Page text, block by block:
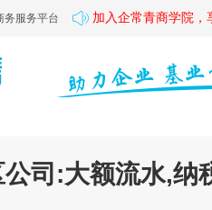
务服务平台 加入企常青商学院，
司:大额流水,纳